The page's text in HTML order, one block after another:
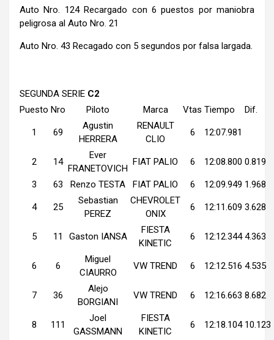
Auto Nro. 124 Recargado con 6 puestos por maniobra
peligrosa al Auto Nro. 21
Auto Nro. 43 Recagado con 5 segundos por falsa largada.
SEGUNDA SERIE C2
Puesto Nro Piloto Marca Vtas Tiempo Dif.
1 69
Agustin
HERRERA
RENAULT
CLIO
6 12:07.981
2 14
Ever
FRANETOVICH
FIAT PALIO 6 12:08.800 0.819
3 63 Renzo TESTA FIAT PALIO 6 12:09.949 1.968
4 25
Sebastian
PEREZ
CHEVROLET
ONIX
6 12:11.609 3.628
5 11 Gaston IANSA
FIESTA
KINETIC
6 12:12.344 4.363
6 6
Miguel
CIAURRO
VW TREND 6 12:12.516 4.535
7 36
Alejo
BORGIANI
VW TREND 6 12:16.663 8.682
8 111
Joel
GASSMANN
FIESTA
KINETIC
6 12:18.104 10.123